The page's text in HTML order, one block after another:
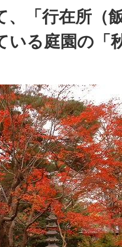
、「行在所（
いる庭園の「